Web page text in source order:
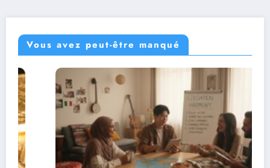
Vous avez peut-être manqué